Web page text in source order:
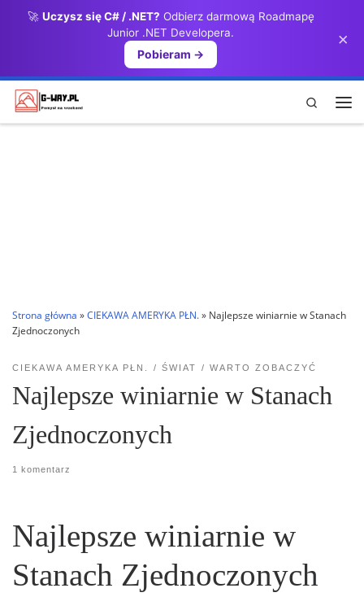
🚀 Uczysz się C# / .NET? Odbierz darmową Roadmapę
Junior .NET Developera.
Pobieram →
×
Przejdź do treści
Search
Strona główna »CIEKAWA AMERYKA PŁN.» Najlepsze winiarnie w Stanach
Zjednoczonych
CIEKAWA AMERYKA PŁN. ŚWIAT WARTO ZOBACZYĆ
Najlepsze winiarnie w Stanach
Zjednoczonych
1 komentarz
Najlepsze winiarnie w
Stanach Zjednoczonych